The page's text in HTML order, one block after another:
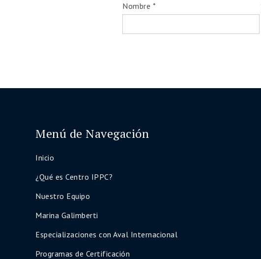
Nombre *
Menú de Navegación
Inicio
¿Qué es Centro IPPC?
Nuestro Equipo
Marina Galimberti
Especializaciones con Aval Internacional
Programas de Certificación